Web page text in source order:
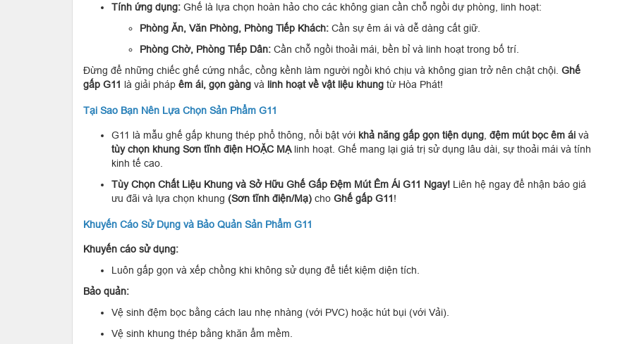
Tính ứng dụng: Ghế là lựa chọn hoàn hảo cho các không gian cần chỗ ngồi dự phòng, linh hoạt:
Phòng Ăn, Văn Phòng, Phòng Tiếp Khách: Cần sự êm ái và dễ dàng cất giữ.
Phòng Chờ, Phòng Tiếp Dân: Cần chỗ ngồi thoải mái, bền bỉ và linh hoạt trong bố trí.
Đừng để những chiếc ghế cứng nhắc, cồng kềnh làm người ngồi khó chịu và không gian trở nên chật chội. Ghế
gấp G11 là giải pháp êm ái, gọn gàng và linh hoạt về vật liệu khung từ Hòa Phát!
Tại Sao Bạn Nên Lựa Chọn Sản Phẩm G11
G11 là mẫu ghế gấp khung thép phổ thông, nổi bật với khả năng gấp gọn tiện dụng đệm mút bọc êm ái và
tùy chọn khung Sơn tĩnh điện HOẶC MẠlinh hoạt. Ghế mang lại giá trị sử dụng lâu dài, sự thoải mái và tính
kinh tế cao.
Tùy Chọn Chất Liệu Khung và Sở Hữu Ghế Gấp Đệm Mút Êm Ái G11 Ngay! Liên hệ ngay để nhận báo giá
ưu đãi và lựa chọn khung (Sơn tĩnh điện/Mạ) cho Ghế gấp G11!
Khuyến Cáo Sử Dụng và Bảo Quản Sản Phẩm G11
Khuyến cáo sử dụng:
Luôn gấp gọn và xếp chồng khi không sử dụng để tiết kiệm diện tích.
Bảo quản:
Vệ sinh đệm bọc bằng cách lau nhẹ nhàng (với PVC) hoặc hút bụi (với Vải).
Vệ sinh khung thép bằng khăn ẩm mềm.